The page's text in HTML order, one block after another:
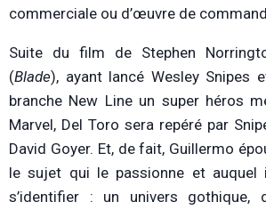
commerciale ou d’œuvre de
Suite du film de Stephen
(Blade), ayant lancé Wesley Snipes
branche New Line un super héros
Marvel, Del Toro sera repéré par
David Goyer. Et, de fait, Guillermo
le sujet qui le passionne et auquel
s’identifier : un univers gothique,